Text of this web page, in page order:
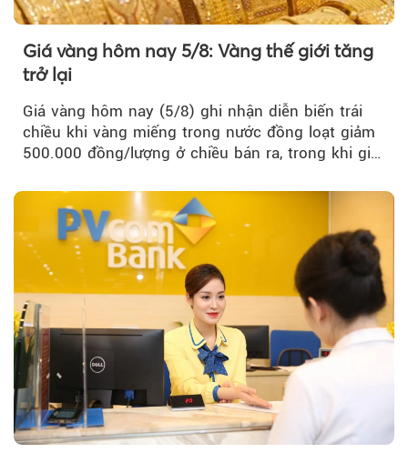
Giá vàng hôm nay 5/8: Vàng thế giới tăng
trở lại
Giá vàng hôm nay (5/8) ghi nhận diễn biến trái
chiều khi vàng miếng trong nước đồng loạt giảm
500.000 đồng/lượng ở chiều bán ra, trong khi giá
thương hiệu.